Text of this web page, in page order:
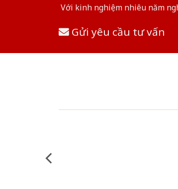
Với kinh nghiệm nhiêu năm
Gửi yêu cầu tư vấn